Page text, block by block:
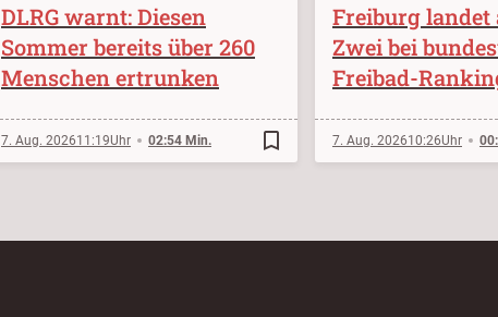
DLRG warnt: Diesen
Sommer bereits über 260
Menschen ertrunken
7. Aug. 202611:19 02:54 Min. bookmark_border
Freiburg landet
Zwei bei
Freibad-
7. Aug. 202610:26